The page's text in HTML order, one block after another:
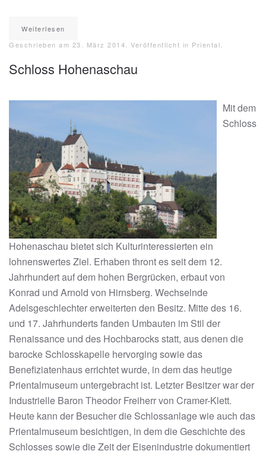
Weiterlesen
Geschrieben am 23. März 2014 . Veröffentlicht in Priental
Schloss Hohenaschau
Mit dem
Schloss
Hohenaschau bietet sich Kulturinteressierten ein
lohnenswertes Ziel. Erhaben thront es seit dem 12.
Jahrhundert auf dem hohen Bergrücken, erbaut von
Konrad und Arnold von Hirnsberg. Wechselnde
Adelsgeschlechter erweiterten den Besitz. Mitte des 16.
und 17. Jahrhunderts fanden Umbauten im Stil der
Renaissance und des Hochbarocks statt, aus denen die
barocke Schlosskapelle hervorging sowie das
Benefiziatenhaus errichtet wurde, in dem das heutige
Prientalmuseum untergebracht ist. Letzter Besitzer war der
Industrielle Baron Theodor Freiherr von Cramer-Klett.
Heute kann der Besucher die Schlossanlage wie auch das
Prientalmuseum besichtigen, in dem die Geschichte des
Schlosses sowie die Zeit der Eisenindustrie dokumentiert